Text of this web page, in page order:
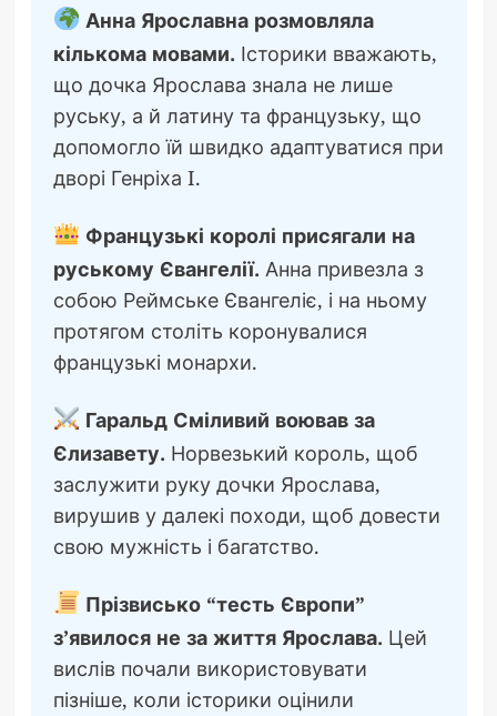
Анна Ярославна розмовляла
кількома мовами. Історики вважають,
що дочка Ярослава знала не лише
руську, а й латину та французьку, що
допомогло їй швидко адаптуватися при
дворі Генріха I.
Французькі королі присягали на
руському Євангелії. Анна привезла з
собою Реймське Євангеліє, і на ньому
протягом століть коронувалися
французькі монархи.
Гаральд Сміливий воював за
Єлизавету. Норвезький король, щоб
заслужити руку дочки Ярослава,
вирушив у далекі походи, щоб довести
свою мужність і багатство.
Прізвисько “тесть Європи”
з’явилося не за життя Ярослава. Цей
вислів почали використовувати
пізніше, коли історики оцінили